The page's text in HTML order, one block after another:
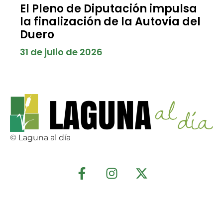
El Pleno de Diputación impulsa
la finalización de la Autovía del
Duero
31 de julio de 2026
© Laguna al día